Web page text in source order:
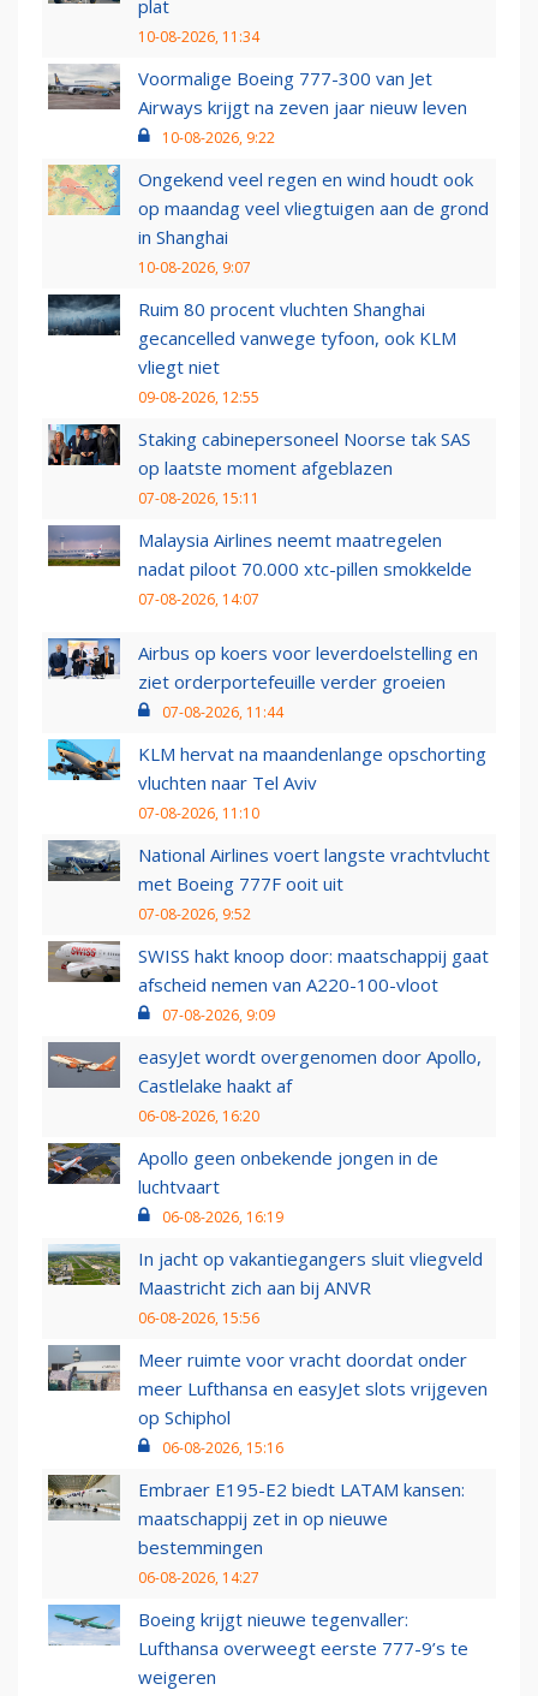
plat
10-08-2026, 11:34
Voormalige Boeing 777-300 van Jet
Airways krijgt na zeven jaar nieuw leven
10-08-2026, 9:22
Ongekend veel regen en wind houdt ook
op maandag veel vliegtuigen aan de grond
in Shanghai
10-08-2026, 9:07
Ruim 80 procent vluchten Shanghai
gecancelled vanwege tyfoon, ook KLM
vliegt niet
09-08-2026, 12:55
Staking cabinepersoneel Noorse tak SAS
op laatste moment afgeblazen
07-08-2026, 15:11
Malaysia Airlines neemt maatregelen
nadat piloot 70.000 xtc-pillen smokkelde
07-08-2026, 14:07
Airbus op koers voor leverdoelstelling en
ziet orderportefeuille verder groeien
07-08-2026, 11:44
KLM hervat na maandenlange opschorting
vluchten naar Tel Aviv
07-08-2026, 11:10
National Airlines voert langste vrachtvlucht
met Boeing 777F ooit uit
07-08-2026, 9:52
SWISS hakt knoop door: maatschappij gaat
afscheid nemen van A220-100-vloot
07-08-2026, 9:09
easyJet wordt overgenomen door Apollo,
Castlelake haakt af
06-08-2026, 16:20
Apollo geen onbekende jongen in de
luchtvaart
06-08-2026, 16:19
In jacht op vakantiegangers sluit vliegveld
Maastricht zich aan bij ANVR
06-08-2026, 15:56
Meer ruimte voor vracht doordat onder
meer Lufthansa en easyJet slots vrijgeven
op Schiphol
06-08-2026, 15:16
Embraer E195-E2 biedt LATAM kansen:
maatschappij zet in op nieuwe
bestemmingen
06-08-2026, 14:27
Boeing krijgt nieuwe tegenvaller:
Lufthansa overweegt eerste 777-9’s te
weigeren